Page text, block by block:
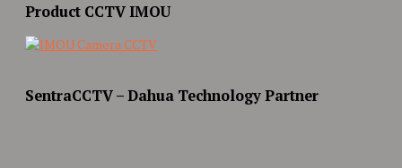
Product CCTV IMOU
SentraCCTV – Dahua Technology Partner